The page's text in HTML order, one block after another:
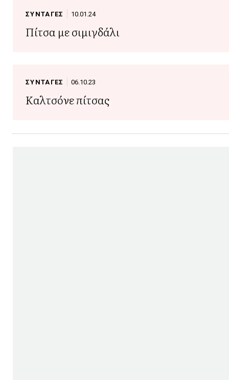
ΣΥΝΤΑΓΕΣ 10.01.24
Πίτσα με σιμιγδάλι
ΣΥΝΤΑΓΕΣ 06.10.23
Καλτσόνε πίτσας